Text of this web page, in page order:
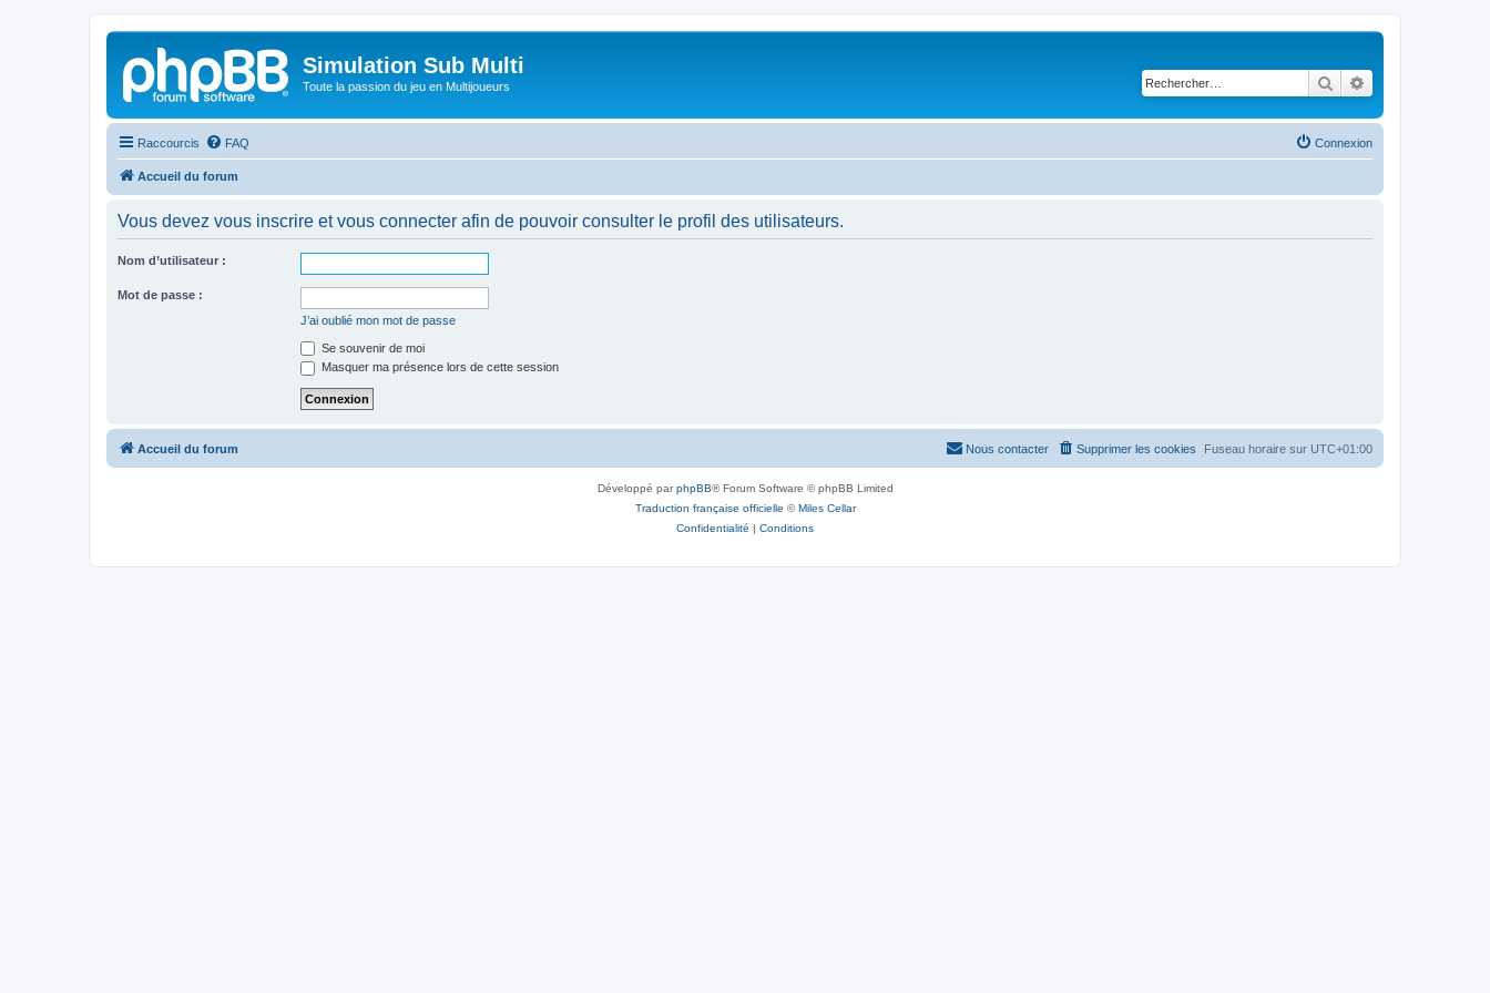
Simulation Sub Multi
Toute la passion du jeu en Multijoueurs Rechercher
Raccourcis FAQ Connexion
Accueil du forum
Vous devez vous inscrire et vous connecter afin de pouvoir consulter le profil des utilisateurs.
Nom d’utilisateur :
Mot de passe :
J’ai oublié mon mot de passe
Se souvenir de moi
Masquer ma présence lors de cette session
Accueil du forum Fuseau horaire sur UTC+01:00
Supprimer les cookies
Nous contacter
Développé parphpBB® Forum Software © phpBB Limited
Traduction française officielle ©Miles Cellar
Confidentialité | Conditions